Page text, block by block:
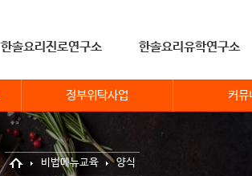
한솔요리진로연구소 한솔요리유학연구소
정부위탁사업 커뮤
비법메뉴교육 양식